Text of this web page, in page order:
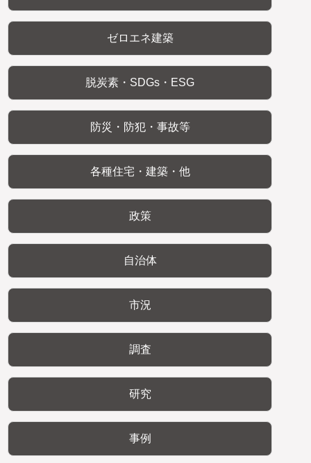
ゼロエネ建築
脱炭素・SDGs・ESG
防災・防犯・事故等
各種住宅・建築・他
政策
自治体
市況
調査
研究
事例